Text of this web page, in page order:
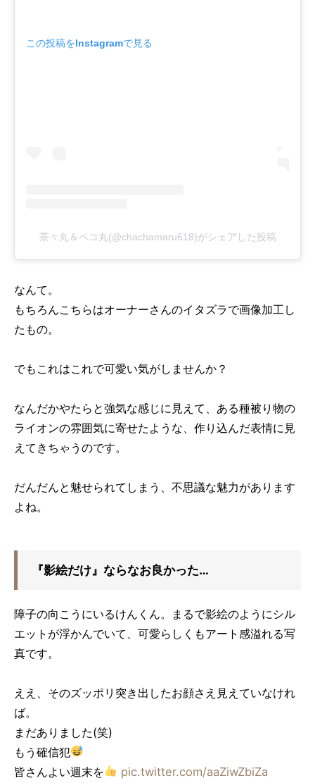
この投稿をInstagramで見る
茶々丸＆ペコ丸(@chachamaru618)がシェアした投稿
なんて。
もちろんこちらはオーナーさんのイタズラで画像加工し
たもの。
でもこれはこれで可愛い気がしませんか？
なんだかやたらと強気な感じに見えて、ある種被り物の
ライオンの雰囲気に寄せたような、作り込んだ表情に見
えてきちゃうのです。
だんだんと魅せられてしまう、不思議な魅力があります
よね。
『影絵だけ』ならなお良かった…
障子の向こうにいるけんくん。まるで影絵のようにシル
エットが浮かんでいて、可愛らしくもアート感溢れる写
真です。
ええ、そのズッポリ突き出したお顔さえ見えていなけれ
ば。
まだありました(笑)
もう確信犯
皆さんよい週末を
pic.twitter.com/aaZiwZbiZa